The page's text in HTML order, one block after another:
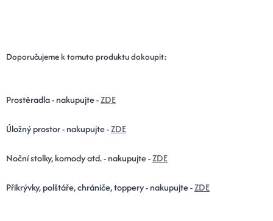
Doporučujeme k tomuto produktu dokoupit:
Prostěradla - nakupujte -ZDE
Úložný prostor - nakupujte -ZDE
Noční stolky, komody atd. - nakupujte -ZDE
Přikrývky, polštáře, chrániče, toppery - nakupujte -ZDE